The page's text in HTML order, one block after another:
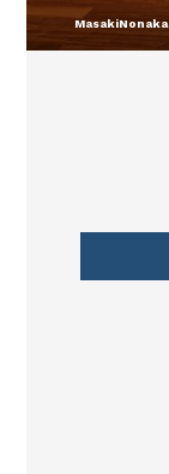
MasakiNonaka